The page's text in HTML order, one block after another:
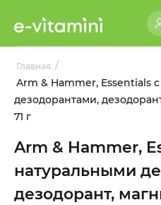
Главная /
Arm & Hammer, Essentials
дезодорантами,
71 г
Arm & Hammer,
натуральными
дезодорант,